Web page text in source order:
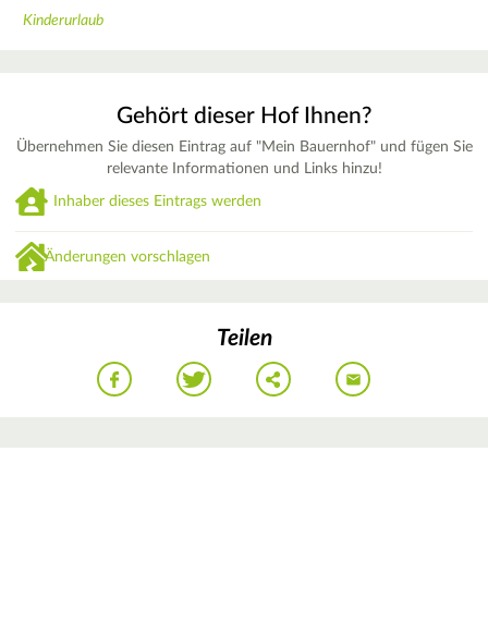
Kinderurlaub
Gehört dieser Hof Ihnen?
Übernehmen Sie diesen Eintrag auf "Mein Bauernhof" und fügen Sie
relevante Informationen und Links hinzu!
Inhaber dieses Eintrags werden
Änderungen vorschlagen
Teilen